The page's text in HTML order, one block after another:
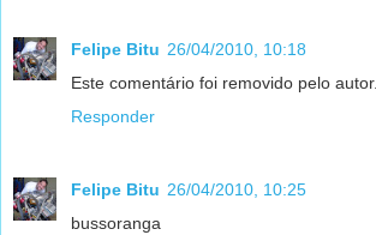
Felipe Bitu 26/04/2010, 10:18
Este comentário foi removido pelo autor.
Responder
Felipe Bitu 26/04/2010, 10:25
bussoranga